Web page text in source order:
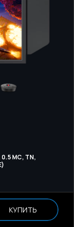
0.5 МС, TN,
КУПИТЬ